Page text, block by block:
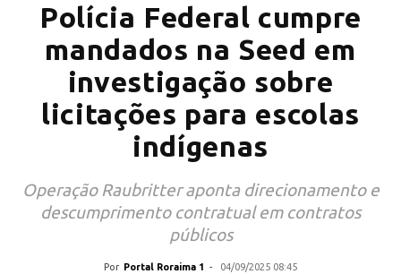
Polícia Federal cumpre
mandados na Seed em
investigação sobre
licitações para escolas
indígenas
Operação Raubritter aponta direcionamento e
descumprimento contratual em contratos
públicos
Por Portal Roraima 1 - 04/09/2025 08:45